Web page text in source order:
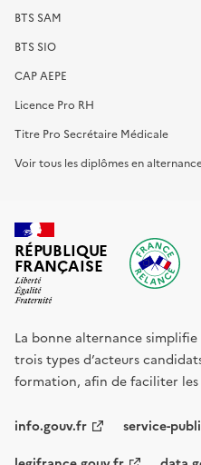
BTS SAM
BTS SIO
CAP AEPE
Licence Pro RH
Titre Pro Secrétaire Médicale
Voir tous les diplômes en
RÉPUBLIQUE
FRANÇAISE
La bonne alternance
trois types d’acteurs
formation, afin de faciliter
info.gouv.fr service-